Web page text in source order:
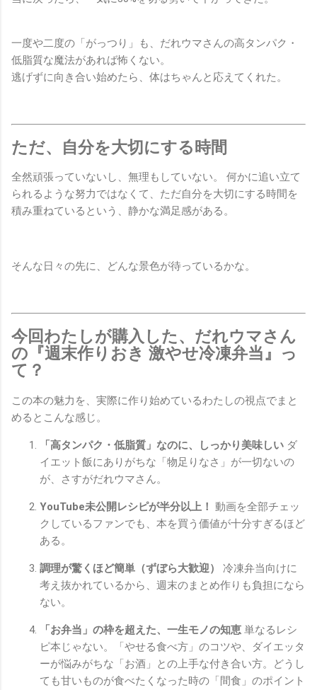
一度や二度の「がっつり」も、だれウマさんの高タンパク・
低脂質な魔法があれば怖くない。
逃げずに向き合い始めたら、体はちゃんと応えてくれた。
ただ、自分を大切にする時間
全然頑張っていないし、無理もしていない。 何かに追い立て
られるような努力ではなくて、ただ自分を大切にする時間を
積み重ねているという、静かな満足感がある。
そんな日々の先に、どんな景色が待っているかな。
今回わたしが購入した、だれウマさん
の『週末作りおき 激やせ冷凍弁当』っ
て？
この本の魅力を、実際に作り始めているわたしの視点でまと
めるとこんな感じ。
「高タンパク・低脂質」なのに、しっかり美味しい ダ
イエット飯にありがちな「物足りなさ」が一切ないの
が、さすがだれウマさん。
YouTube未公開レシピが半分以上！ 動画を全部チェッ
クしているファンでも、本を買う価値が十分すぎるほど
ある。
調理が驚くほど簡単（ずぼら大歓迎）
冷凍弁当向けに
考え抜かれているから、週末のまとめ作りも負担になら
ない。
「お弁当」の枠を超えた、一生モノの知恵 単なるレシ
ピ本じゃない。「やせる食べ方」のコツや、ダイエッタ
ーが悩みがちな「お酒」との上手な付き合い方。どうし
ても甘いものが食べたくなった時の「間食」のポイント